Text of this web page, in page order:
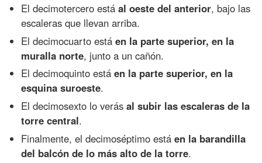
El decimotercero estáal oeste del anterior, bajo las
escaleras que llevan arriba.
El decimocuarto estáen la parte superior, en la
muralla norte, junto a un cañón.
El decimoquinto estáen la parte superior, en la
esquina suroeste.
El decimosexto lo verásal subir las escaleras de la
torre central.
Finalmente, el decimoséptimo estáen la barandilla
del balcón de lo más alto de la torre.